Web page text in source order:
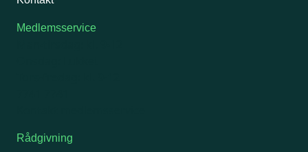
Medlemsservice
Rådgivning